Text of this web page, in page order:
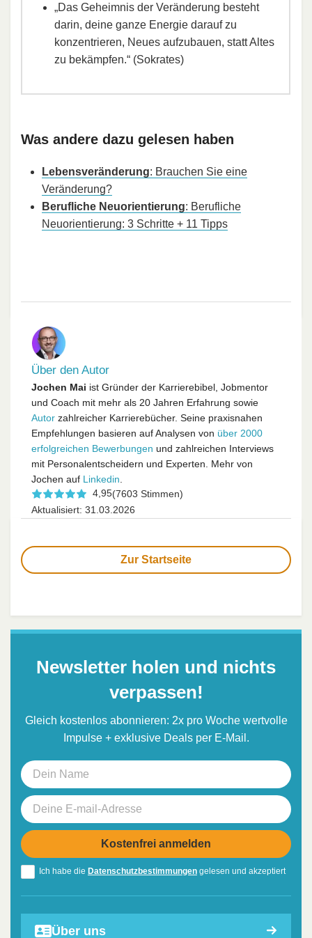
„Das Geheimnis der Veränderung besteht
darin, deine ganze Energie darauf zu
konzentrieren, Neues aufzubauen, statt Altes
zu bekämpfen.“ (Sokrates)
Was andere dazu gelesen haben
Lebensveränderung: Brauchen Sie eine
Veränderung?
Berufliche Neuorientierung: Berufliche
Neuorientierung: 3 Schritte + 11 Tipps
Über den Autor
Jochen Mai ist Gründer der Karrierebibel, Jobmentor
und Coach mit mehr als 20 Jahren Erfahrung sowie
Autor zahlreicher Karrierebücher. Seine praxisnahen
Empfehlungen basieren auf Analysen von über 2000
erfolgreichen Bewerbungen und zahlreichen Interviews
mit Personalentscheidern und Experten. Mehr von
Jochen auf Linkedin
4,95(7603 Stimmen)
Aktualisiert: 31.03.2026
Zur Startseite
Newsletter holen und nichts
verpassen!
Gleich kostenlos abonnieren: 2x pro Woche wertvolle
Impulse + exklusive Deals per E-Mail.
Ich habe die Datenschutzbestimmungen gelesen und akzeptiert
Über uns